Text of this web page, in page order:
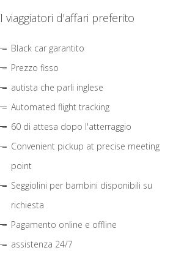
I viaggiatori d'affari preferito
Black car garantito
Prezzo fisso
autista che parli inglese
Automated flight tracking
60 di attesa dopo l'atterraggio
Convenient pickup at precise meeting
point
Seggiolini per bambini disponibili su
richiesta
Pagamento online e offline
assistenza 24/7